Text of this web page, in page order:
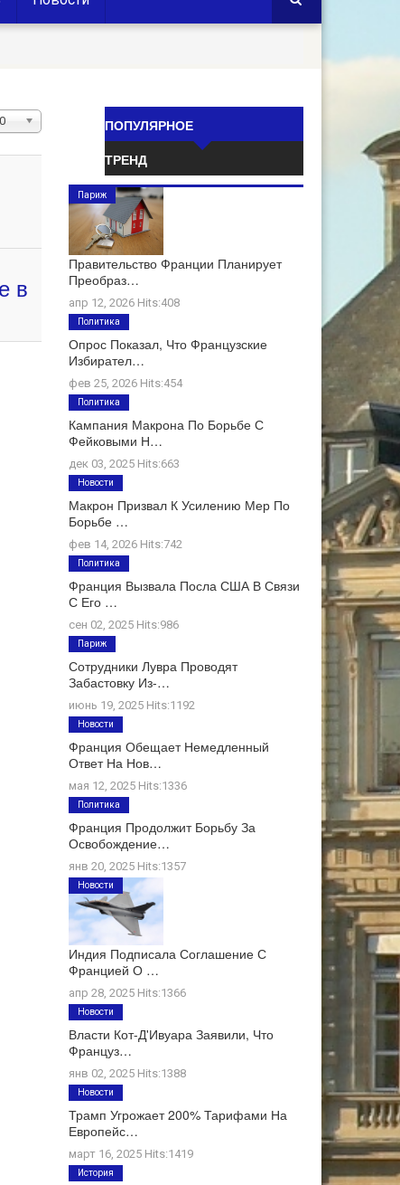
в
ПОПУЛЯРНОЕ
ТРЕНД
Правительство Франции Планирует
Преобраз…
апр 12, 2026 Hits:408
Париж
Опрос Показал, Что Французские
Избирател…
фев 25, 2026 Hits:454
Политика
Кампания Макрона По Борьбе С
Фейковыми Н…
дек 03, 2025 Hits:663
Политика
Макрон Призвал К Усилению Мер По
Борьбе …
фев 14, 2026 Hits:742
Новости
Франция Вызвала Посла США В Связи
С Его …
сен 02, 2025 Hits:986
Политика
Сотрудники Лувра Проводят
Забастовку Из-…
июнь 19, 2025 Hits:1192
Париж
Франция Обещает Немедленный
Ответ На Нов…
мая 12, 2025 Hits:1336
Новости
Франция Продолжит Борьбу За
Освобождение…
янв 20, 2025 Hits:1357
Политика
Индия Подписала Соглашение С
Францией О …
апр 28, 2025 Hits:1366
Новости
Власти Кот-Д'Ивуара Заявили, Что
Француз…
янв 02, 2025 Hits:1388
Новости
Трамп Угрожает 200% Тарифами На
Европейс…
март 16, 2025 Hits:1419
Новости
История